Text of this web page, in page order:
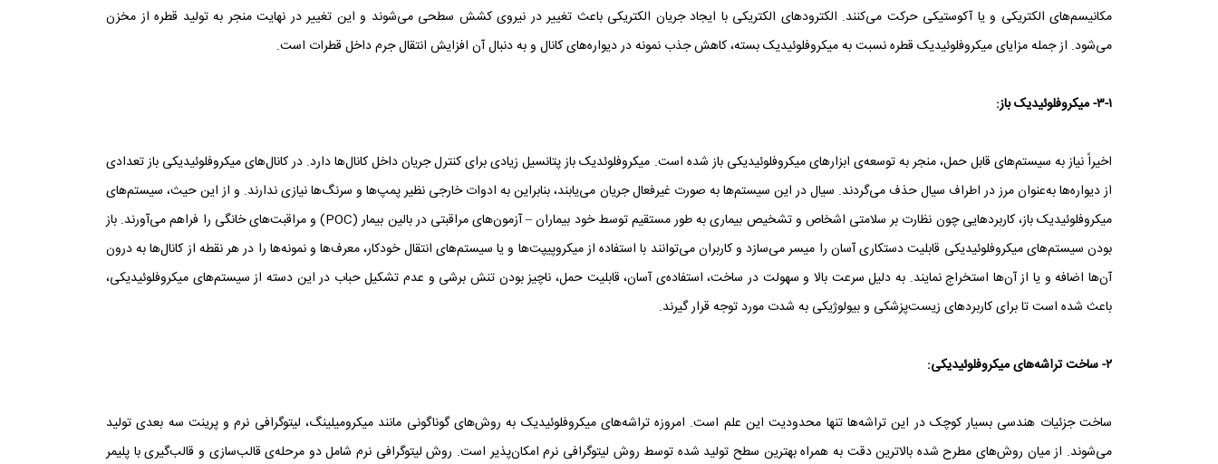
مکانیسم‌های الکتریکی و یا آکوستیکی حرکت می‌کنند. الکترودهای الکتریکی با ایجاد جریان الکتریکی باعث تغییر در نیروی کشش سطحی می‌شوند و این تغییر در نهایت منجر به تولید قطره از مخزن
می‌شود. از جمله مزایای میکروفلوئیدیک قطره نسبت به میکروفلوئیدیک بسته، کاهش جذب نمونه در دیواره‌های کانال و به دنبال آن افزایش انتقال جرم داخل قطرات است.
۳-۱- میکروفلوئیدیک باز:
اخیراً نیاز به سیستم‌های قابل حمل، منجر به توسعه‌ی ابزارهای میکروفلوئیدیکی باز شده‌ است. میکروفلوئدیک باز پتانسیل زیادی برای کنترل جریان داخل کانال‌ها دارد. در کانال‌های میکروفلوئیدیکی باز تعدادی
از دیواره‌ها به‌عنوان مرز در اطراف سیال حذف می‌گردند. سیال در این سیستم‌ها به صورت غیرفعال جریان می‌یابند، بنابراین به ادوات خارجی نظیر پمپ‌ها و سرنگ‌ها نیازی ندارند. و از این حیث، سیستم‌های
میکروفلوئیدیک باز، کاربرد‌هایی چون نظارت بر سلامتی اشخاص و تشخیص بیماری به طور مستقیم توسط خود بیماران – آزمون‌های مراقبتی در بالین بیمار (POC) و مراقبت‌های خانگی را فراهم می‌آورند. باز
بودن سیستم‌های میکروفلوئیدیکی قابلیت دستکاری آسان را میسر می‌سازد و کاربران می‌توانند با استفاده از میکروپیپت‌ها و یا سیستم‌های انتقال خودکار، معرف‌ها و نمونه‌ها را در هر نقطه از کانال‌ها به درون
آن‌ها اضافه و یا از آن‌ها استخراج نمایند. به دلیل سرعت بالا و سهولت در ساخت، استفاده‌ی آسان، قابلیت حمل، ناچیز بودن تنش برشی و عدم تشکیل حباب در این‌ دسته از سیستم‌های میکروفلوئیدیکی،
باعث شده است تا برای کاربردهای زیست‌پزشکی و بیولوژیکی به شدت مورد توجه قرار گیرند.
۲- ساخت تراشه‌های میکروفلوئیدیکی:
ساخت جزئیات هندسی بسیار کوچک در این تراشه‌ها تنها محدودیت این علم است. امروزه تراشه‌های میکروفلوئیدیک به روش‌های گوناگونی مانند میکرومیلینگ، لیتوگرافی نرم و پرینت سه بعدی تولید
می‌شوند. از میان روش‌های مطرح شده بالاترین دقت به همراه بهترین سطح تولید شده توسط روش لیتوگرافی نرم امکان‌پذیر است. روش لیتوگرافی نرم شامل دو مرحله‌ی قالب‌سازی و قالب‌گیری با پلیمر